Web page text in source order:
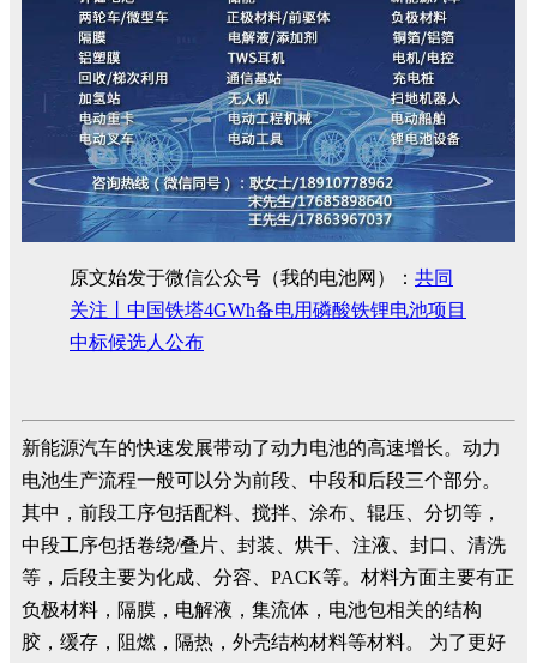
原文始发于微信公众号（我的电池网）： 共同
关注丨中国铁塔4GWh备电用磷酸铁锂电池项目
中标候选人公布
新能源汽车的快速发展带动了动力电池的高速增长。动力
电池生产流程一般可以分为前段、中段和后段三个部分。
其中，前段工序包括配料、搅拌、涂布、辊压、分切等，
中段工序包括卷绕/叠片、封装、烘干、注液、封口、清洗
等，后段主要为化成、分容、PACK等。材料方面主要有正
负极材料，隔膜，电解液，集流体，电池包相关的结构
胶，缓存，阻燃，隔热，外壳结构材料等材料。 为了更好